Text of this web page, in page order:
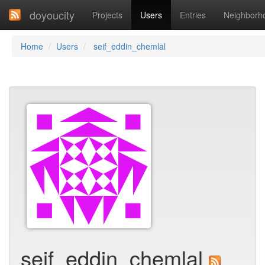
doyoucity Projects Users Entries
Home Users seif_eddin_chemlal
seif_eddin_chemlal